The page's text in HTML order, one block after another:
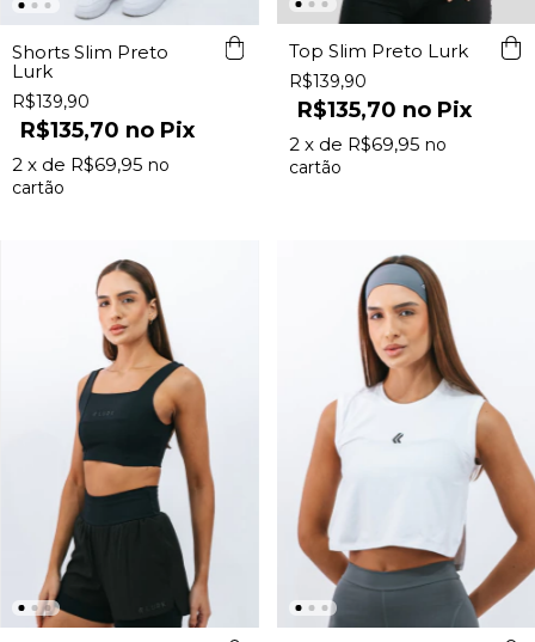
Shorts Slim Preto
Lurk
R$139,90
R$135,70 Pix
2 x de R$69,95
Top Slim Preto Lurk
R$139,90
R$135,70 Pix
2 x de R$69,95